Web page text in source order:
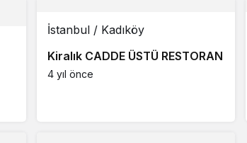
İstanbul / Kadıköy
Kiralık CADDE ÜSTÜ RESTORAN
4 yıl önce